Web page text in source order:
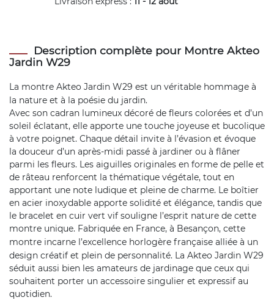
Description complète pour Montre Akteo
Jardin W29
La montre Akteo Jardin W29 est un véritable hommage à
la nature et à la poésie du jardin.
Avec son cadran lumineux décoré de fleurs colorées et d’un
soleil éclatant, elle apporte une touche joyeuse et bucolique
à votre poignet. Chaque détail invite à l’évasion et évoque
la douceur d’un après-midi passé à jardiner ou à flâner
parmi les fleurs. Les aiguilles originales en forme de pelle et
de râteau renforcent la thématique végétale, tout en
apportant une note ludique et pleine de charme. Le boîtier
en acier inoxydable apporte solidité et élégance, tandis que
le bracelet en cuir vert vif souligne l’esprit nature de cette
montre unique. Fabriquée en France, à Besançon, cette
montre incarne l’excellence horlogère française alliée à un
design créatif et plein de personnalité. La Akteo Jardin W29
séduit aussi bien les amateurs de jardinage que ceux qui
souhaitent porter un accessoire singulier et expressif au
quotidien.